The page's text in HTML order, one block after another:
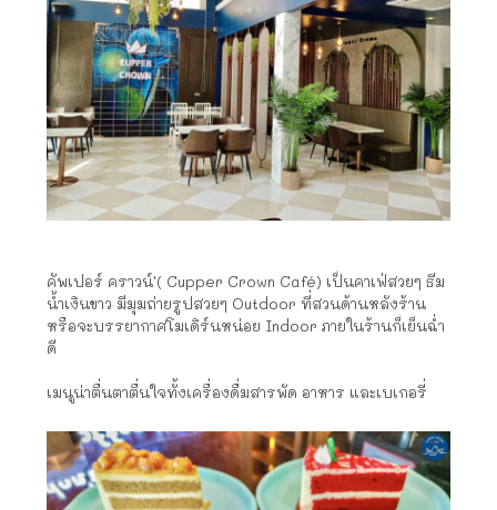
คัพเปอร์ คราวน์'( Cupper Crown Café) เป็นคาเฟ่สวยๆ ธีม
น้ำเงินขาว มีมุมถ่ายรูปสวยๆ Outdoor ที่สวนด้านหลังร้าน
หรือจะบรรยากาศโมเดิร์นหน่อย Indoor ภายในร้านก็เย็นฉ่ำ
ดี
เมนูน่าตื่นตาตื่นใจทั้งเครื่องดื่มสารพัด อาหาร และเบเกอรี่